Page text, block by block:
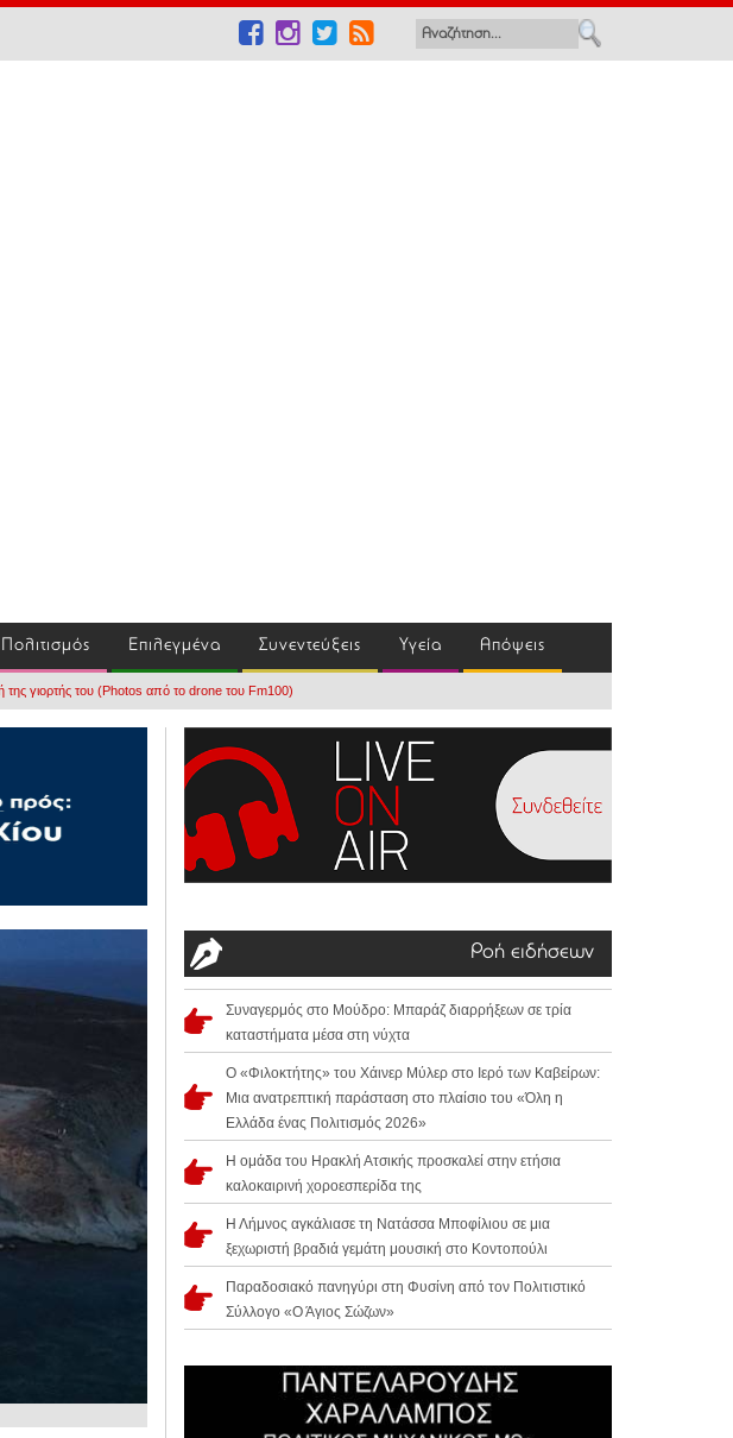
Πολιτισμός Επιλεγμένα Συνεντεύξεις Υγεία Απόψεις
γιορτής του (Photos από το drone του Fm100)
Ροή ειδήσεων
Συναγερμός στο Μούδρο: Μπαράζ διαρρήξεων σε τρία
καταστήματα μέσα στη νύχτα
Ο «Φιλοκτήτης» του Χάινερ Μύλερ στο Ιερό των Καβείρων:
Μια ανατρεπτική παράσταση στο πλαίσιο του «Όλη η
Ελλάδα ένας Πολιτισμός 2026»
Η ομάδα του Ηρακλή Ατσικής προσκαλεί στην ετήσια
καλοκαιρινή χοροεσπερίδα της
Η Λήμνος αγκάλιασε τη Νατάσσα Μποφίλιου σε μια
ξεχωριστή βραδιά γεμάτη μουσική στο Κοντοπούλι
Παραδοσιακό πανηγύρι στη Φυσίνη από τον Πολιτιστικό
Σύλλογο «Ο Άγιος Σώζων»